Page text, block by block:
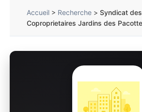
Accueil > Recherche >Syndicat des
Coproprietaires Jardins des